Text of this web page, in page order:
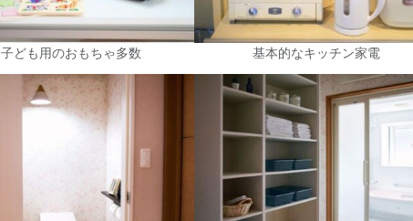
子ども用のおもちゃ多数 基本的なキッチン家電